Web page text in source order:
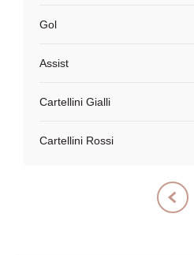
Gol
Assist
Cartellini Gialli
Cartellini Rossi